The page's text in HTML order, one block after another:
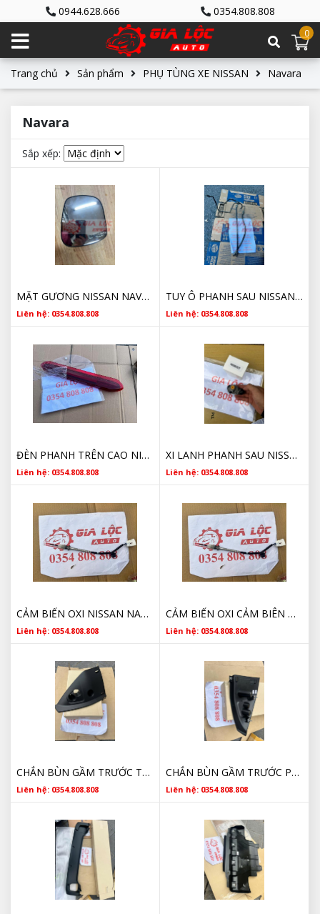
0944.628.666 0354.808.808
0
Trang chủ Sản phẩm PHỤ TÙNG XE NISSAN Navara
Navara
Sắp xếp:
MẶT GƯƠNG NISSAN NAVARA 2014 2015 2016 2017 2018 2019 2021 2022 2023 2024 2025
Liên hệ: 0354.808.808
TUY Ô PHANH SAU NISSAN NAVARA GIÁ TỐT
Liên hệ: 0354.808.808
ĐÈN PHANH TRÊN CAO NISSAN NAVARA 265904JA0C 2015 2016 2017 2018 2019
Liên hệ: 0354.808.808
XI LANH PHANH SAU NISSAN NAVARA 22365EB30A
Liên hệ: 0354.808.808
CẢM BIẾN OXI NISSAN NAVARA 226305X30D
Liên hệ: 0354.808.808
CẢM BIẾN OXI CẢM BIÊN NHIỆT ĐỘ KHÍ XẢ NISSAN NAVARA 226305X30D
Liên hệ: 0354.808.808
CHẮN BÙN GẦM TRƯỚC TRÁI NISSAN NAVARA CHÍNH HÃNG
Liên hệ: 0354.808.808
CHẮN BÙN GẦM TRƯỚC PHẢI NISSAN NAVARA CHÍNH HÃNG
Liên hệ: 0354.808.808